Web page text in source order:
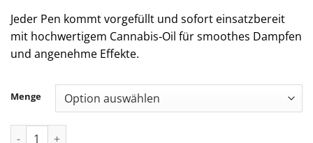
Jeder Pen kommt vorgefüllt und sofort einsatzbereit
mit hochwertigem Cannabis‑Oil für smoothes Dampfen
und angenehme Effekte.
Menge
Ace Love Edition Menge